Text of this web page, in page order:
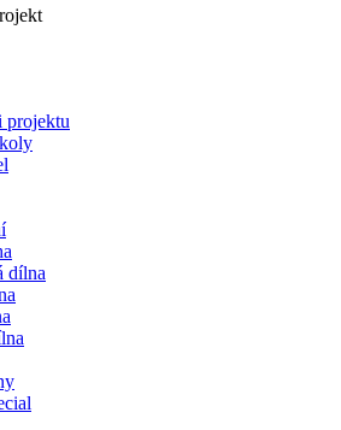
projektu
dílna